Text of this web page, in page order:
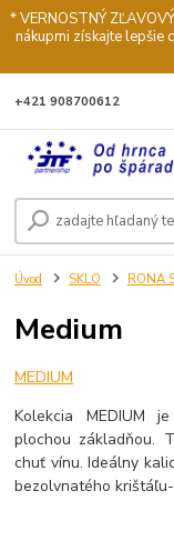
* VERNOSTNÝ
nákupmi získajte lepšie
+421 908700612
Úvod SKLO RONA
Medium
MEDIUM
Kolekcia MEDIUM
plochou základňou.
chuť vínu. Ideálny
bezolvnatého